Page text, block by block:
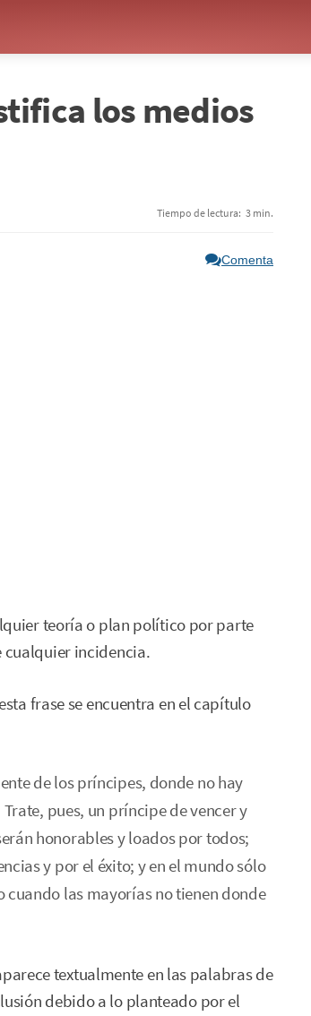
los medios
Tiempo de lectura: 3 min.
Comenta
teoría o plan político por parte
cualquier incidencia.
frase se encuentra en el capítulo
de los príncipes, donde no hay
pues, un príncipe de vencer y
honorables y loados por todos;
y por el éxito; y en el mundo sólo
cuando las mayorías no tienen donde
textualmente en las palabras de
debido a lo planteado por el